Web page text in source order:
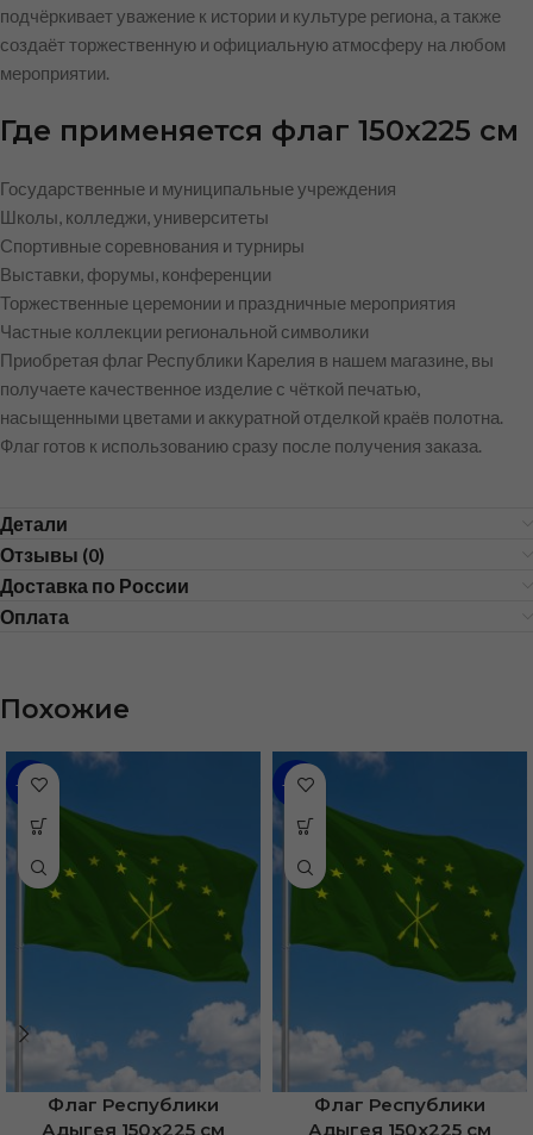
подчёркивает уважение к истории и культуре региона, а также
создаёт торжественную и официальную атмосферу на любом
мероприятии.
Где применяется флаг 150х225 см
Государственные и муниципальные учреждения
Школы, колледжи, университеты
Спортивные соревнования и турниры
Выставки, форумы, конференции
Торжественные церемонии и праздничные мероприятия
Частные коллекции региональной символики
Приобретая флаг Республики Карелия в нашем магазине, вы
получаете качественное изделие с чёткой печатью,
насыщенными цветами и аккуратной отделкой краёв полотна.
Флаг готов к использованию сразу после получения заказа.
Детали
Отзывы (0)
Доставка по России
Оплата
Похожие
-31%
Флаг Республики
Адыгея 150х225 см
-36%
Флаг Республики
Адыгея 150х225 см